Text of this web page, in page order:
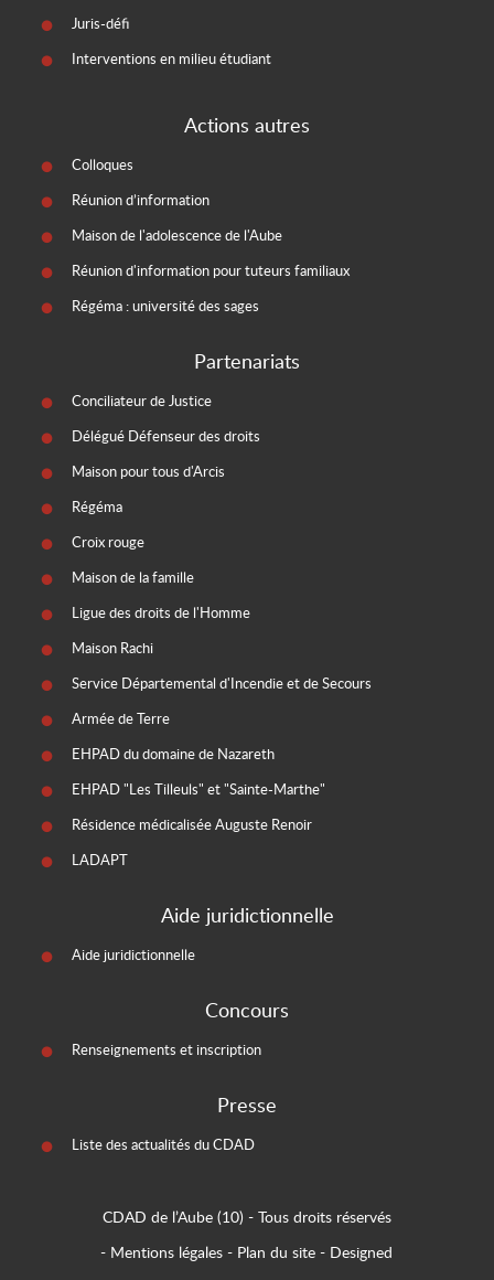
Juris-défi
Interventions en milieu étudiant
Actions autres
Colloques
Réunion d’information
Maison de l'adolescence de l'Aube
Réunion d'information pour tuteurs familiaux
Régéma : université des sages
Partenariats
Conciliateur de Justice
Délégué Défenseur des droits
Maison pour tous d'Arcis
Régéma
Croix rouge
Maison de la famille
Ligue des droits de l'Homme
Maison Rachi
Service Départemental d'Incendie et de Secours
Armée de Terre
EHPAD du domaine de Nazareth
EHPAD "Les Tilleuls" et "Sainte-Marthe"
Résidence médicalisée Auguste Renoir
LADAPT
Aide juridictionnelle
Aide juridictionnelle
Concours
Renseignements et inscription
Presse
Liste des actualités du CDAD
CDAD de l’Aube (10) - Tous droits réservés
- Mentions légales - Plan du site - Designed